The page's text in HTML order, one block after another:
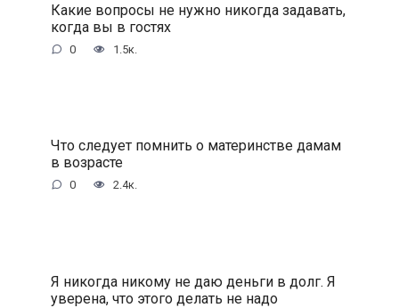
Какие вопросы не нужно никогда задавать,
когда вы в гостях
0 1.5к.
Что следует помнить о материнстве дамам
в возрасте
0 2.4к.
Я никогда никому не даю деньги в долг. Я
уверена, что этого делать не надо